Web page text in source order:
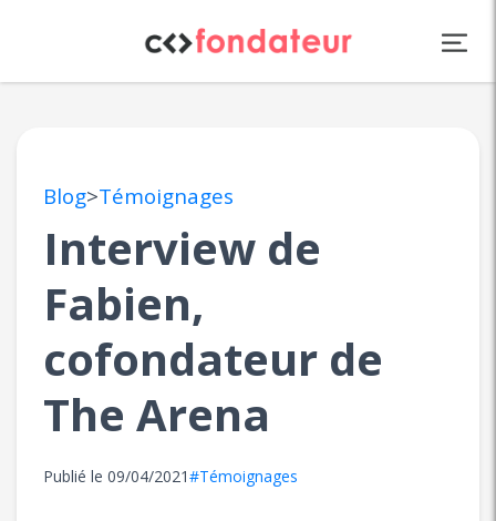
Blog>Témoignages
Interview de
Fabien,
cofondateur de
The Arena
Publié le 09/04/2021#Témoignages